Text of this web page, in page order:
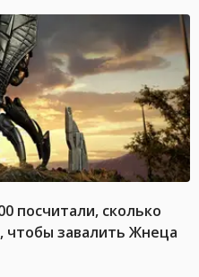
посчитали, сколько
чтобы завалить Жнеца